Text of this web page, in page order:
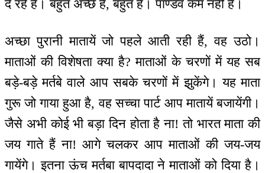
दे रहे हैं। बहुत अच्छे हैं, बहुत हैं। पाण्डव कम नहीं हैं।
अच्छा पुरानी मातायें जो पहले आती रही हैं, वह उठो।
माताओं की विशेषता क्या है? माताओं के चरणों में यह सब
बड़े-बड़े मर्तबे वाले आप सबके चरणों में झुकेंगे। यह माता
गुरू जो गाया हुआ है, वह सच्चा पार्ट आप मातायें बजायेंगी।
जैसे अभी कोई भी बड़ा दिन होता है ना! तो भारत माता की
जय गाते हैं ना! आगे चलकर आप माताओं की जय-जय
गायेंगे। इतना ऊंच मर्तबा बापदादा ने माताओं को दिया है।